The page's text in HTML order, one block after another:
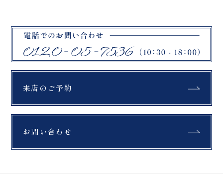
間 そして、振袖ドレス
かわいすぎ
はお持ち込みの振袖を ド
レスにアレンジしまし
た！ 思い入れのある振袖
ス、おすすめです！！🪽
____ Life is
fantastic. 最高の人生
グフォトスタジオ
県郡山市富田町権現林9-
____ Life is
を、ともに。 ウェディン
グフォトスタジオ
1 問い合わせ番号:0120-
LINE:@757gbgmv ご
です！
……………………… #
#dressy花嫁 #プラコレ
来店のご予約
お問い合わせ